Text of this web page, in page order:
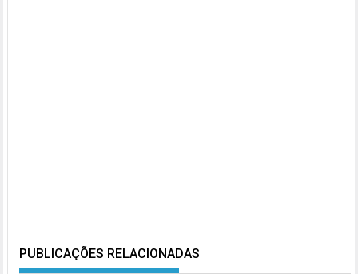
PUBLICAÇÕES RELACIONADAS